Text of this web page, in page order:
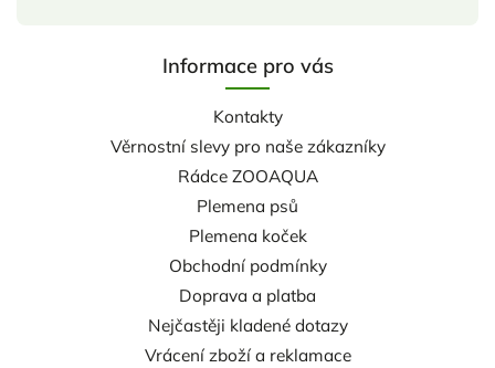
Informace pro vás
Kontakty
Věrnostní slevy pro naše zákazníky
Rádce ZOOAQUA
Plemena psů
Plemena koček
Obchodní podmínky
Doprava a platba
Nejčastěji kladené dotazy
Vrácení zboží a reklamace